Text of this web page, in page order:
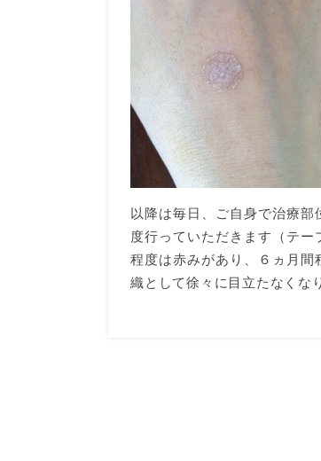
以降は毎日、ご自身で治療
度行っていただきます（テ
程度は赤みがあり、６ヵ月
織として徐々に目立たなくな